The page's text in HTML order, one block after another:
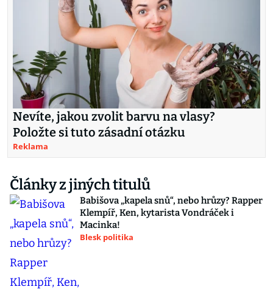
Nevíte, jakou zvolit barvu na vlasy?
Položte si tuto zásadní otázku
Reklama
Články z jiných titulů
Babišova „kapela snů“, nebo hrůzy? Rapper
Klempíř, Ken, kytarista Vondráček i
Macinka!
Blesk politika